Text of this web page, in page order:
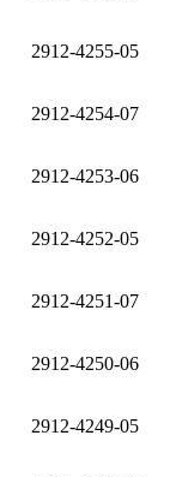
2912-4255-05
2912-4254-07
2912-4253-06
2912-4252-05
2912-4251-07
2912-4250-06
2912-4249-05